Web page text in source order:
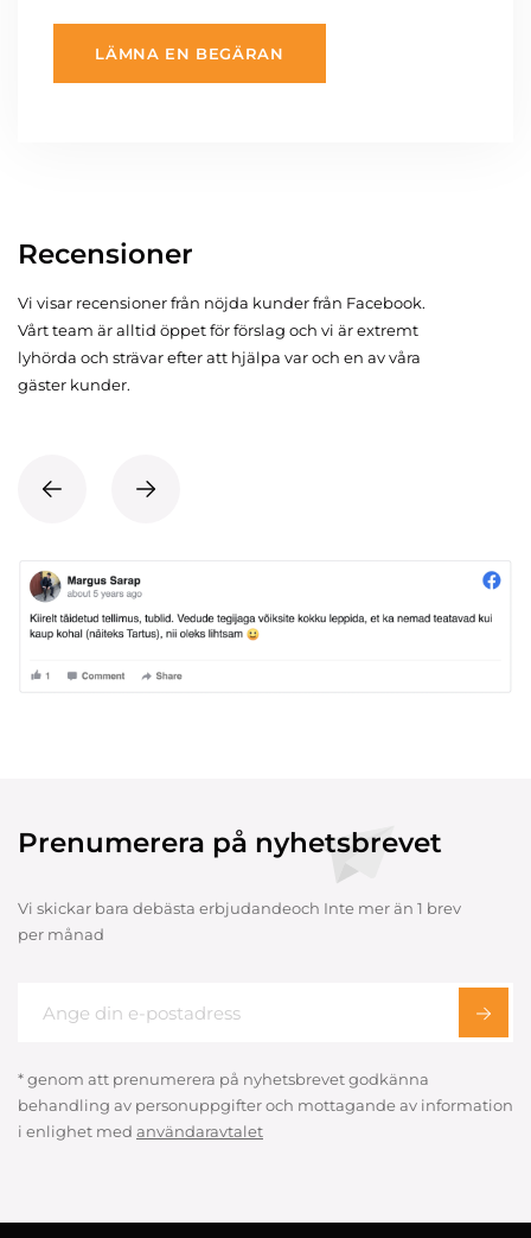
LÄMNA EN BEGÄRAN
Recensioner
Vi visar recensioner från nöjda kunder från Facebook.
Vårt team är alltid öppet för förslag och vi är extremt
lyhörda och strävar efter att hjälpa var och en av våra
gäster kunder.
Prenumerera på nyhetsbrevet
Vi skickar bara debästa erbjudandeoch Inte mer än 1 brev
per månad
* genom att prenumerera på nyhetsbrevet godkänna
behandling av personuppgifter och mottagande av information
i enlighet med användaravtalet